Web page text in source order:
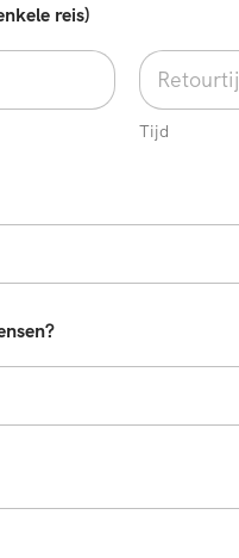
reis)
Tijd